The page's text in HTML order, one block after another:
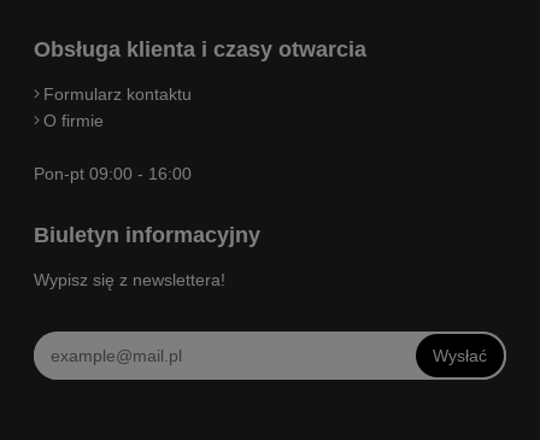
Obsługa klienta i czasy otwarcia
Formularz kontaktu
O firmie
Pon-pt 09:00 - 16:00
Biuletyn informacyjny
Wypisz się z newslettera!
Wysłać